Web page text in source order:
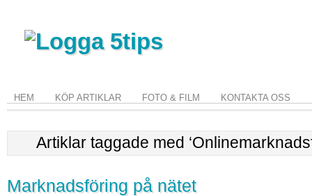
HEM KÖP ARTIKLAR FOTO & FILM KONTAKTA OSS
Artiklar taggade med
Marknadsföring på nätet